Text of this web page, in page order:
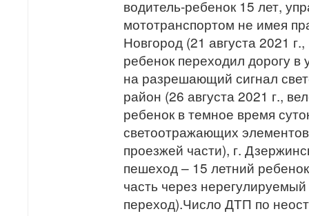
водитель-ребенок 15 лет,
мототранспортом не имея
Новгород (21 августа 2021
ребенок переходил дорогу
на разрешающий сигнал
район (26 августа 2021 г.,
ребенок в темное время
светоотражающих
проезжей части), г.
пешеход – 15 летний
часть через
переход).Число ДТП по